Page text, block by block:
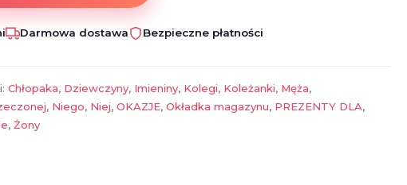
Darmowa dostawa Bezpieczne płatności
Chłopaka, Dziewczyny, Imieniny, Kolegi, Koleżanki, Męża,
, Niego, Niej,OKAZJE,Okładka magazynu, PREZENTY DLA,
,Żony